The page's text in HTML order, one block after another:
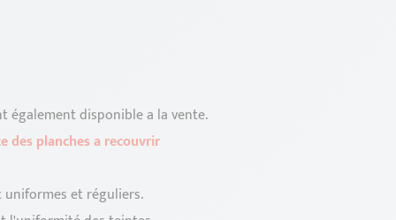
également disponible a la vente.
des planches a recouvrir
uniformes et réguliers.